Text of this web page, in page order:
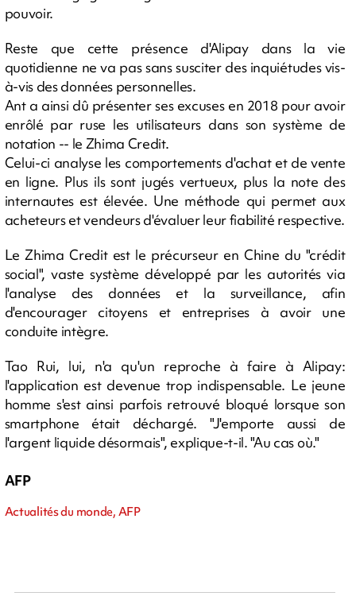
pouvoir.
Reste que cette présence d'Alipay dans la vie
quotidienne ne va pas sans susciter des inquiétudes vis-
à-vis des données personnelles.
Ant a ainsi dû présenter ses excuses en 2018 pour avoir
enrôlé par ruse les utilisateurs dans son système de
notation -- le Zhima Credit.
Celui-ci analyse les comportements d'achat et de vente
en ligne. Plus ils sont jugés vertueux, plus la note des
internautes est élevée. Une méthode qui permet aux
acheteurs et vendeurs d'évaluer leur fiabilité respective.
Le Zhima Credit est le précurseur en Chine du "crédit
social", vaste système développé par les autorités via
l'analyse des données et la surveillance, afin
d'encourager citoyens et entreprises à avoir une
conduite intègre.
Tao Rui, lui, n'a qu'un reproche à faire à Alipay:
l'application est devenue trop indispensable. Le jeune
homme s'est ainsi parfois retrouvé bloqué lorsque son
smartphone était déchargé. "J'emporte aussi de
l'argent liquide désormais", explique-t-il. "Au cas où."
AFP
Actualités du monde, AFP